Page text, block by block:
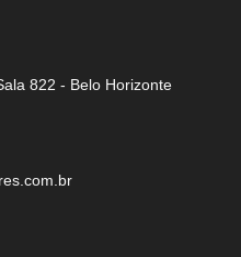
822 - Belo Horizonte